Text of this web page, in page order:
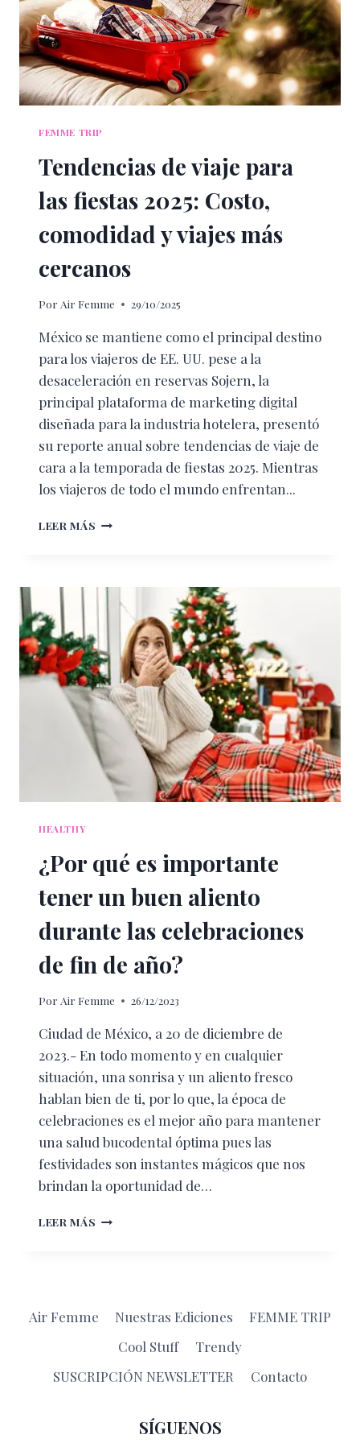
FEMME TRIP
Tendencias de viaje para
las fiestas 2025: Costo,
comodidad y viajes más
cercanos
Por Air Femme 29/10/2025
México se mantiene como el principal destino
para los viajeros de EE. UU. pese a la
desaceleración en reservas Sojern, la
principal plataforma de marketing digital
diseñada para la industria hotelera, presentó
su reporte anual sobre tendencias de viaje de
cara a la temporada de fiestas 2025. Mientras
los viajeros de todo el mundo enfrentan...
LEER MÁS TENDENCIAS
LAS
FIESTAS
COSTO,
COMODIDAD
Y
VIAJES
MÁS
CERCANOS
HEALTHY
¿Por qué es importante
tener un buen aliento
durante las celebraciones
de fin de año?
Por Air Femme 26/12/2023
Ciudad de México, a 20 de diciembre de
2023.- En todo momento y en cualquier
situación, una sonrisa y un aliento fresco
hablan bien de ti, por lo que, la época de
celebraciones es el mejor año para mantener
una salud bucodental óptima pues las
festividades son instantes mágicos que nos
brindan la oportunidad de…
LEER MÁS ¿POR
BUEN
DURANTE
LAS
Air Femme Nuestras Ediciones
FEMME TRIP
Cool Stuff
Trendy
SUSCRIPCIÓN NEWSLETTER
Contacto
SÍGUENOS